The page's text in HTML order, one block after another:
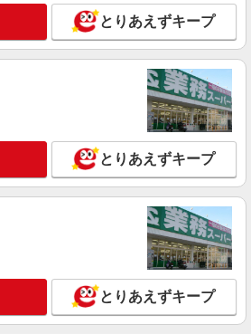
とりあえずキープ
とりあえずキープ
とりあえずキープ